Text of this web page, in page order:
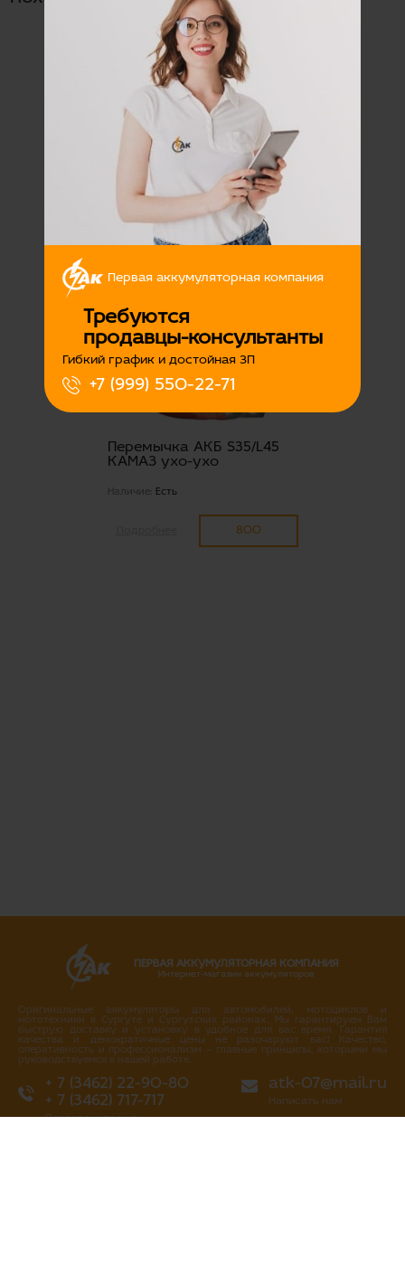
Первая аккумуляторная компания
Требуются
продавцы-консультанты
Гибкий график и достойная ЗП
+7 (999) 550-22-71
Перемычка АКБ S35/L25
КАМАЗ ухо-ухо
Перемычка АКБ S35/L45
КАМАЗ ухо-ухо
Наличие: Есть
800
ПЕРВАЯ АККУМУЛЯТОРНАЯ КОМПАНИЯ
Интернет-магазин аккумуляторов
Оригинальные аккумуляторы для автомобилей, мотоциклов и
мототехники в Сургуте и Сургутских районах. Мы гарантируем Вам
быструю доставку и установку в удобное для вас время. Гарантия
качества и демократичные цены не разочаруют вас! Качество,
оперативность и профессионализм – главные принципы, которыми мы
руководствуемся в нашей работе.
+ 7 (3462) 22-90-80
+ 7 (3462) 717-717
Перезвоните мне
atk-07@mail.ru
Написать нам